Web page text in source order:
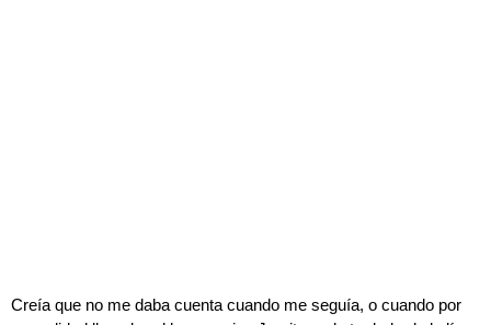
Creía que no me daba cuenta cuando me seguía, o cuando por